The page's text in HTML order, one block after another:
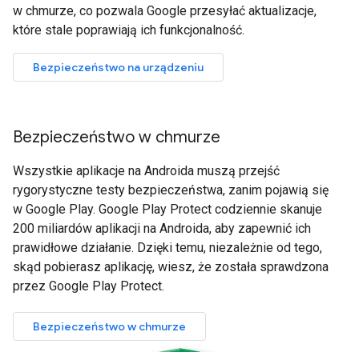
w chmurze, co pozwala Google przesyłać aktualizacje,
które stale poprawiają ich funkcjonalność.
Bezpieczeństwo na urządzeniu
Bezpieczeństwo w chmurze
Wszystkie aplikacje na Androida muszą przejść
rygorystyczne testy bezpieczeństwa, zanim pojawią się
w Google Play. Google Play Protect codziennie skanuje
200 miliardów aplikacji na Androida, aby zapewnić ich
prawidłowe działanie. Dzięki temu, niezależnie od tego,
skąd pobierasz aplikację, wiesz, że została sprawdzona
przez Google Play Protect.
Bezpieczeństwo w chmurze